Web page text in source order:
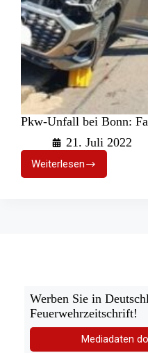
Pkw-Unfall bei Bonn:
21. Juli 2022
Weiterlesen
Pkw-
Unfall
Werben Sie in
Feuerwehrzeitschrift!
Mediadaten